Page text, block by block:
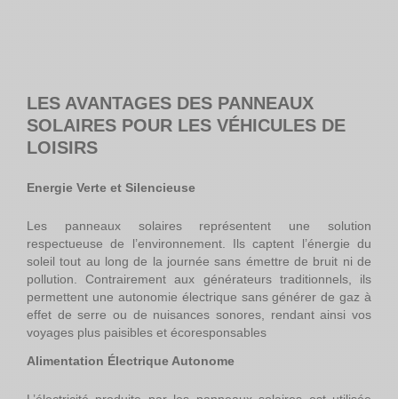
LES AVANTAGES DES PANNEAUX
SOLAIRES POUR LES VÉHICULES DE
LOISIRS
Energie Verte et Silencieuse
Les panneaux solaires représentent une solution
respectueuse de l’environnement. Ils captent l’énergie du
soleil tout au long de la journée sans émettre de bruit ni de
pollution. Contrairement aux générateurs traditionnels, ils
permettent une autonomie électrique sans générer de gaz à
effet de serre ou de nuisances sonores, rendant ainsi vos
voyages plus paisibles et écoresponsables
Alimentation Électrique Autonome